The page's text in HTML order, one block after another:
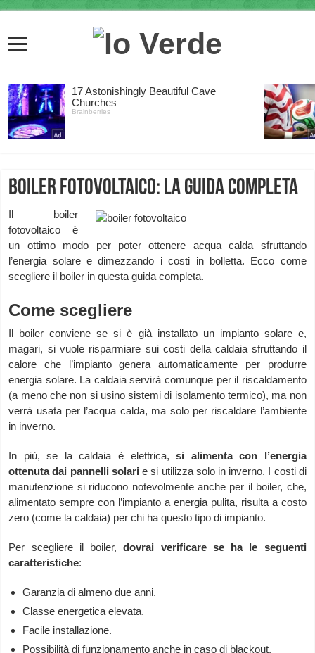
Boiler fotovoltaico: la guida completa
Il boiler
fotovoltaico è
un ottimo modo per poter ottenere acqua calda sfruttando
l’energia solare e dimezzando i costi in bolletta. Ecco come
scegliere il boiler in questa guida completa.
Come scegliere
Il boiler conviene se si è già installato un impianto solare e,
magari, si vuole risparmiare sui costi della caldaia sfruttando il
calore che l’impianto genera automaticamente per produrre
energia solare. La caldaia servirà comunque per il riscaldamento
(a meno che non si usino sistemi di isolamento termico), ma non
verrà usata per l’acqua calda, ma solo per riscaldare l’ambiente
in inverno.
In più, se la caldaia è elettrica,si alimenta con l’energia
ottenuta dai pannelli solari e si utilizza solo in inverno. I costi di
manutenzione si riducono notevolmente anche per il boiler, che,
alimentato sempre con l’impianto a energia pulita, risulta a costo
zero (come la caldaia) per chi ha questo tipo di impianto.
Per scegliere il boiler, dovrai verificare se ha le seguenti
caratteristiche:
Garanzia di almeno due anni.
Classe energetica elevata.
Facile installazione.
Possibilità di funzionamento anche in caso di blackout.